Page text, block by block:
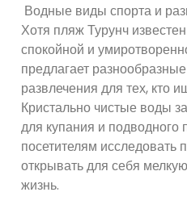
Водные виды спорта и
Хотя пляж Турунч
спокойной и
предлагает
развлечения для тех, кто
Кристально чистые воды
для купания и подводного
посетителям исследовать
открывать для себя
жизнь.